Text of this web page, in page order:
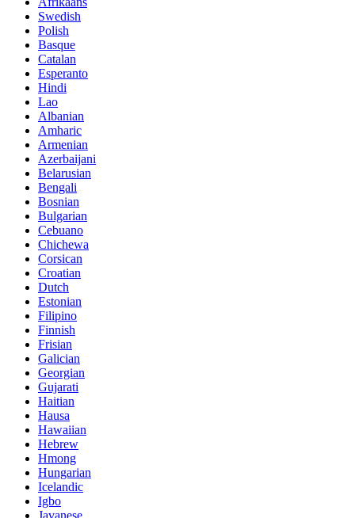
Swedish
Polish
Basque
Catalan
Esperanto
Hindi
Lao
Albanian
Amharic
Armenian
Azerbaijani
Belarusian
Bengali
Bosnian
Bulgarian
Cebuano
Chichewa
Corsican
Croatian
Dutch
Estonian
Filipino
Finnish
Frisian
Galician
Georgian
Gujarati
Haitian
Hausa
Hawaiian
Hebrew
Hmong
Hungarian
Icelandic
Igbo
Javanese